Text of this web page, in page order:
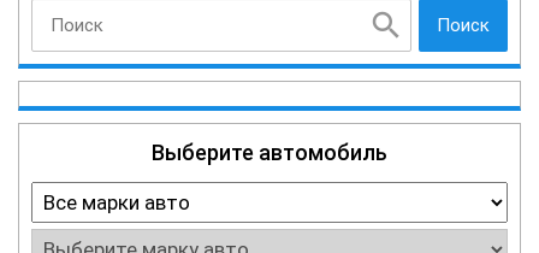
Поиск
Выберите автомобиль